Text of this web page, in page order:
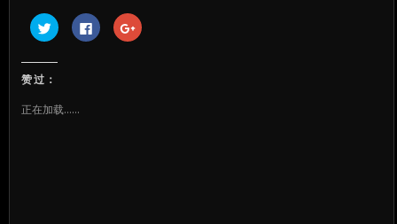
点
击
Twitter
（在
新
点
击
点
击
赞过：
正在加载……